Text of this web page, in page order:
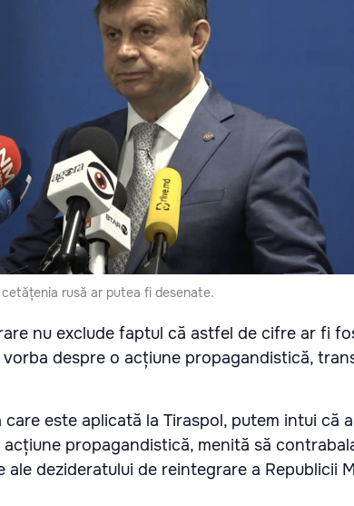
rusă ar putea fi desenate.
nu exclude faptul că astfel de cifre ar fi
vorba despre o acțiune propagandistică,
este aplicată la Tiraspol, putem intui că
propagandistică, menită să
dezideratului de reintegrare a Republicii